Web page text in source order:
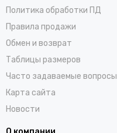
Политика обработки ПД
Правила продажи
Обмен и возврат
Таблицы размеров
Часто задаваемые вопросы
Карта сайта
Новости